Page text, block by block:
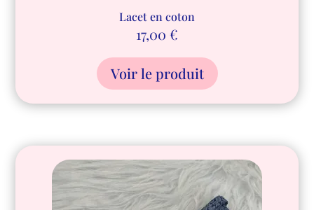
Lacet en coton
17,00 €
Voir le produit